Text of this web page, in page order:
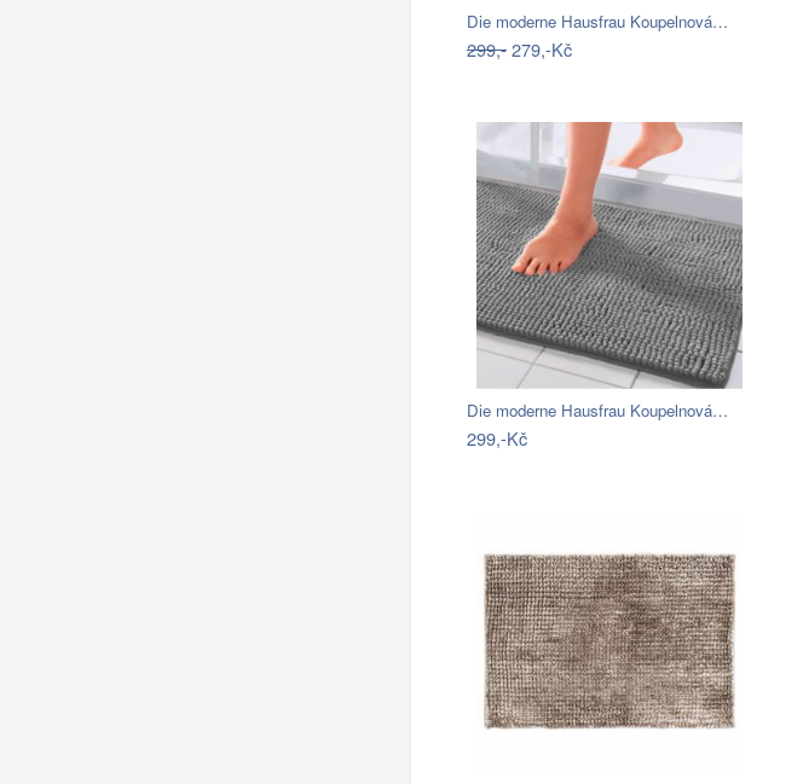
Die moderne Hausfrau Koupelnová…
299,-279,-Kč
Die moderne Hausfrau Koupelnová…
299,-Kč